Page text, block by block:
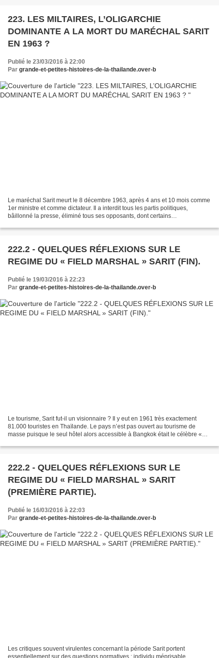
223. LES MILTAIRES, L’OLIGARCHIE
DOMINANTE A LA MORT DU MARÉCHAL SARIT
EN 1963 ?
Publié le 23/03/2016 à 22:00
Par grande-et-petites-histoires-de-la-thailande.over-b
Le maréchal Sarit meurt le 8 décembre 1963, après 4 ans et 10 mois comme
1er ministre et comme dictateur. Il a interdit tous les partis politiques,
bâillonné la presse, éliminé tous ses opposants, dont certains
222.2 - QUELQUES RÉFLEXIONS SUR LE
REGIME DU « FIELD MARSHAL » SARIT (FIN).
Publié le 19/03/2016 à 22:23
Par grande-et-petites-histoires-de-la-thailande.over-b
Le tourisme, Sarit fut-il un visionnaire ? Il y eut en 1961 très exactement
81.000 touristes en Thaïlande. Le pays n’est pas ouvert au tourisme de
masse puisque le seul hôtel alors accessible à Bangkok était le célèbre «
222.2 - QUELQUES RÉFLEXIONS SUR LE
REGIME DU « FIELD MARSHAL » SARIT
(PREMIÈRE PARTIE).
Publié le 16/03/2016 à 22:03
Par grande-et-petites-histoires-de-la-thailande.over-b
Les critiques souvent virulentes concernant la période Sarit portent
essentiellement sur des questions normatives : individu méprisable,